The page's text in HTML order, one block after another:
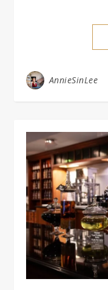
AnnieSinLee